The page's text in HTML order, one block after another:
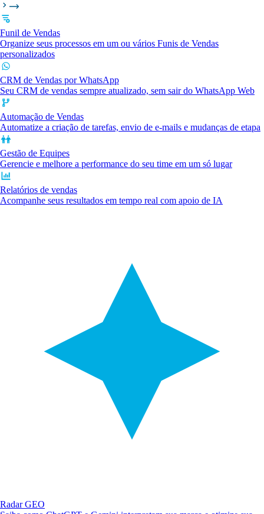
Funil de Vendas
Organize seus processos em um ou vários Funis de Vendas
personalizados
CRM de Vendas por WhatsApp
Seu CRM de vendas sempre atualizado, sem sair do WhatsApp Web
Automação de Vendas
Automatize a criação de tarefas, envio de e-mails e mudanças de etapa
Gestão de Equipes
Gerencie e melhore a performance do seu time em um só lugar
Relatórios de vendas
Acompanhe seus resultados em tempo real com apoio de IA
Radar GEO